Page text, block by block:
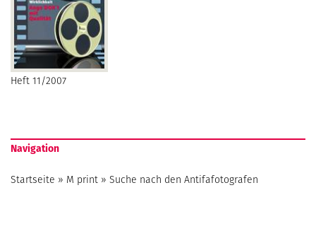
Heft 11/2007
Navigation
Startseite » M print » Suche nach den Antifafotografen